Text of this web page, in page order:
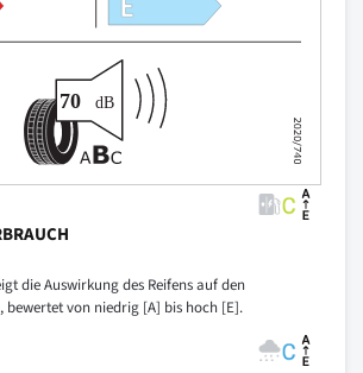
die Auswirkung des Reifens auf den
von niedrig [A] bis hoch [E].